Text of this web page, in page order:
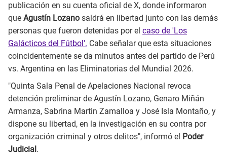
publicación en su cuenta oficial de X, donde informaron
que Agustín Lozano saldrá en libertad junto con las demás
personas que fueron detenidas por el caso de 'Los
Galácticos del Fútbol'. Cabe señalar que esta situaciones
coincidentemente se da minutos antes del partido de Perú
vs. Argentina en las Eliminatorias del Mundial 2026.
"Quinta Sala Penal de Apelaciones Nacional revoca
detención preliminar de Agustín Lozano, Genaro Miñán
Armanza, Sabrina Martin Zamalloa y José Isla Montaño, y
dispone su libertad, en la investigación en su contra por
organización criminal y otros delitos", informó el Poder
Judicial .